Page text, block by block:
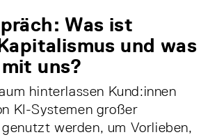
Was ist
und was
uns?
hinterlassen Kund:innen
KI-Systemen großer
werden, um Vorlieben,